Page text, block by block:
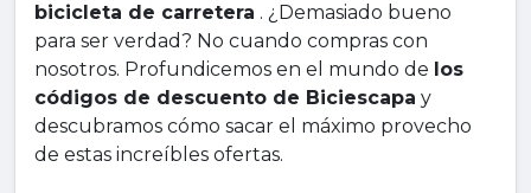
bicicleta de carretera . ¿Demasiado bueno
para ser verdad? No cuando compras con
nosotros. Profundicemos en el mundo de los
códigos de descuento de Biciescapa y
descubramos cómo sacar el máximo provecho
de estas increíbles ofertas.